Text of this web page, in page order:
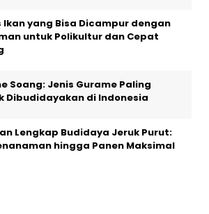
Ikan yang Bisa Dicampur dengan
untuk Polikultur dan Cepat
Soang: Jenis Gurame Paling
Dibudidayakan di Indonesia
Lengkap Budidaya Jeruk Purut:
hingga Panen Maksimal